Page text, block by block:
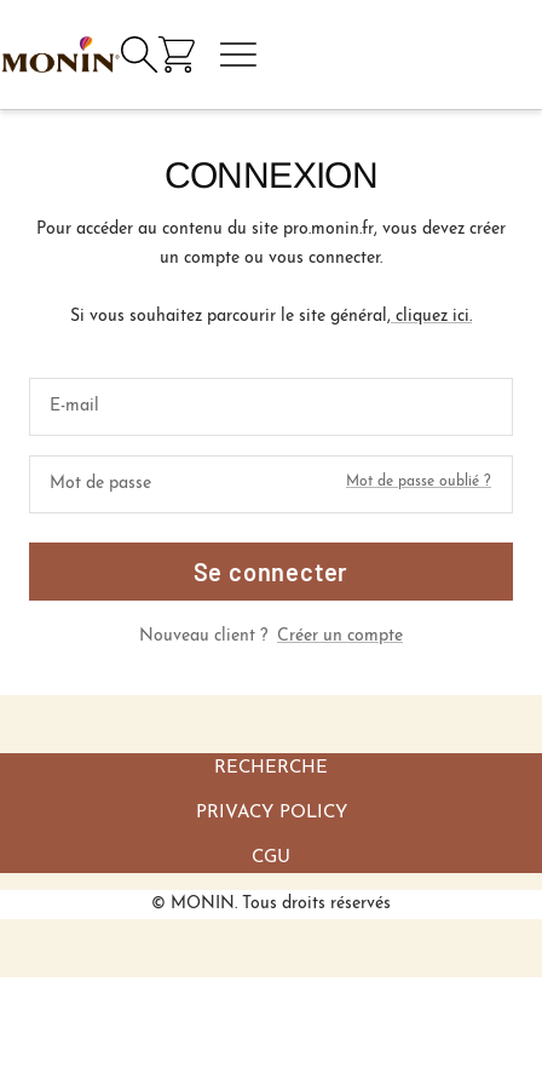
contenu
Monin
Navigation
CONNEXION
Pour accéder au contenu du site pro.monin.fr, vous devez créer
un compte ou vous connecter.
Si vous souhaitez parcourir le site général, cliquez ici.
E-mail
Mot de passe Mot de passe oublié ?
Se connecter
Nouveau client ? Créer un compte
RECHERCHE
PRIVACY POLICY
CGU
© MONIN. Tous droits réservés